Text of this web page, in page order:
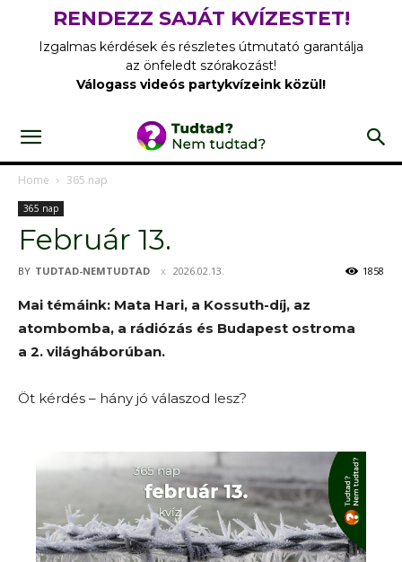
RENDEZZ SAJÁT KVÍZESTET!
Izgalmas kérdések és részletes útmutató garantálja
az önfeledt szórakozást!
Válogass videós partykvízeink közül!
Home 365 nap
365 nap
Február 13.
BY TUDTAD-NEMTUDTAD 2026.02.13. 1858
Mai témáink: Mata Hari, a Kossuth-díj, az
atombomba, a rádiózás és Budapest ostroma
a 2. világháborúban.
Öt kérdés – hány jó válaszod lesz?